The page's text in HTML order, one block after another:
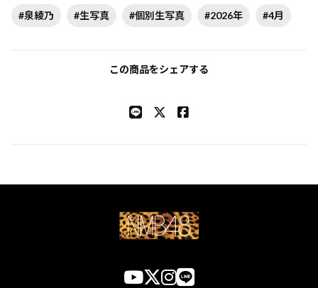
#泉綾乃 #生写真 #個別生写真 #2026年 #4月
この商品をシェアする